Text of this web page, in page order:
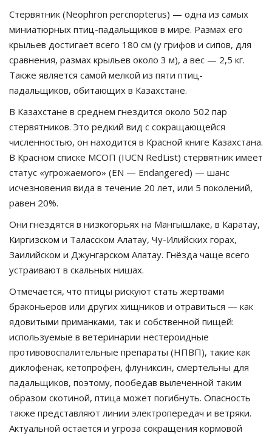
Стервятник (Neophron percnopterus) — одна из самых
миниатюрных птиц-падальщиков в мире. Размах его
крыльев достигает всего 180 см (у грифов и сипов, для
сравнения, размах крыльев около 3 м), а вес — 2,5 кг.
Также является самой мелкой из пяти птиц-
падальщиков, обитающих в Казахстане.
В Казахстане в среднем гнездится около 502 пар
стервятников. Это редкий вид с сокращающейся
численностью, он находится в Красной книге Казахстана.
В Красном списке МСОП (IUCN RedList) стервятник имеет
статус «угрожаемого» (EN — Endangered) — шанс
исчезновения вида в течение 20 лет, или 5 поколений,
равен 20%.
Они гнездятся в низкогорьях на Мангышлаке, в Каратау,
Киргизском и Таласском Алатау, Чу-Илийских горах,
Заилийском и Джунгарском Алатау. Гнёзда чаще всего
устраивают в скальных нишах.
Отмечается, что птицы рискуют стать жертвами
браконьеров или других хищников и отравиться — как
ядовитыми приманками, так и собственной пищей:
используемые в ветеринарии нестероидные
противовоспалительные препараты (НПВП), такие как
диклофенак, кетопрофен, флуниксин, смертельны для
падальщиков, поэтому, пообедав вылеченной таким
образом скотиной, птица может погибнуть. Опасность
также представляют линии электропередач и ветряки.
Актуальной остается и угроза сокращения кормовой